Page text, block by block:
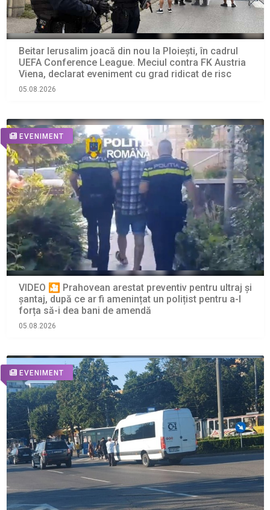
Beitar Ierusalim joacă din nou la Ploiești, în cadrul
UEFA Conference League. Meciul contra FK Austria
Viena, declarat eveniment cu grad ridicat de risc
05.08.2026
EVENIMENT
VIDEO 🎦 Prahovean arestat preventiv pentru ultraj și
șantaj, după ce ar fi amenințat un polițist pentru a-l
forța să-i dea bani de amendă
05.08.2026
EVENIMENT